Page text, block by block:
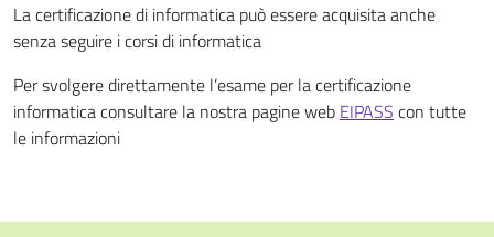
La certificazione di informatica può essere acquisita anche
senza seguire i corsi di informatica
Per svolgere direttamente l’esame per la certificazione
informatica consultare la nostra pagine web EIPASS con tutte
le informazioni